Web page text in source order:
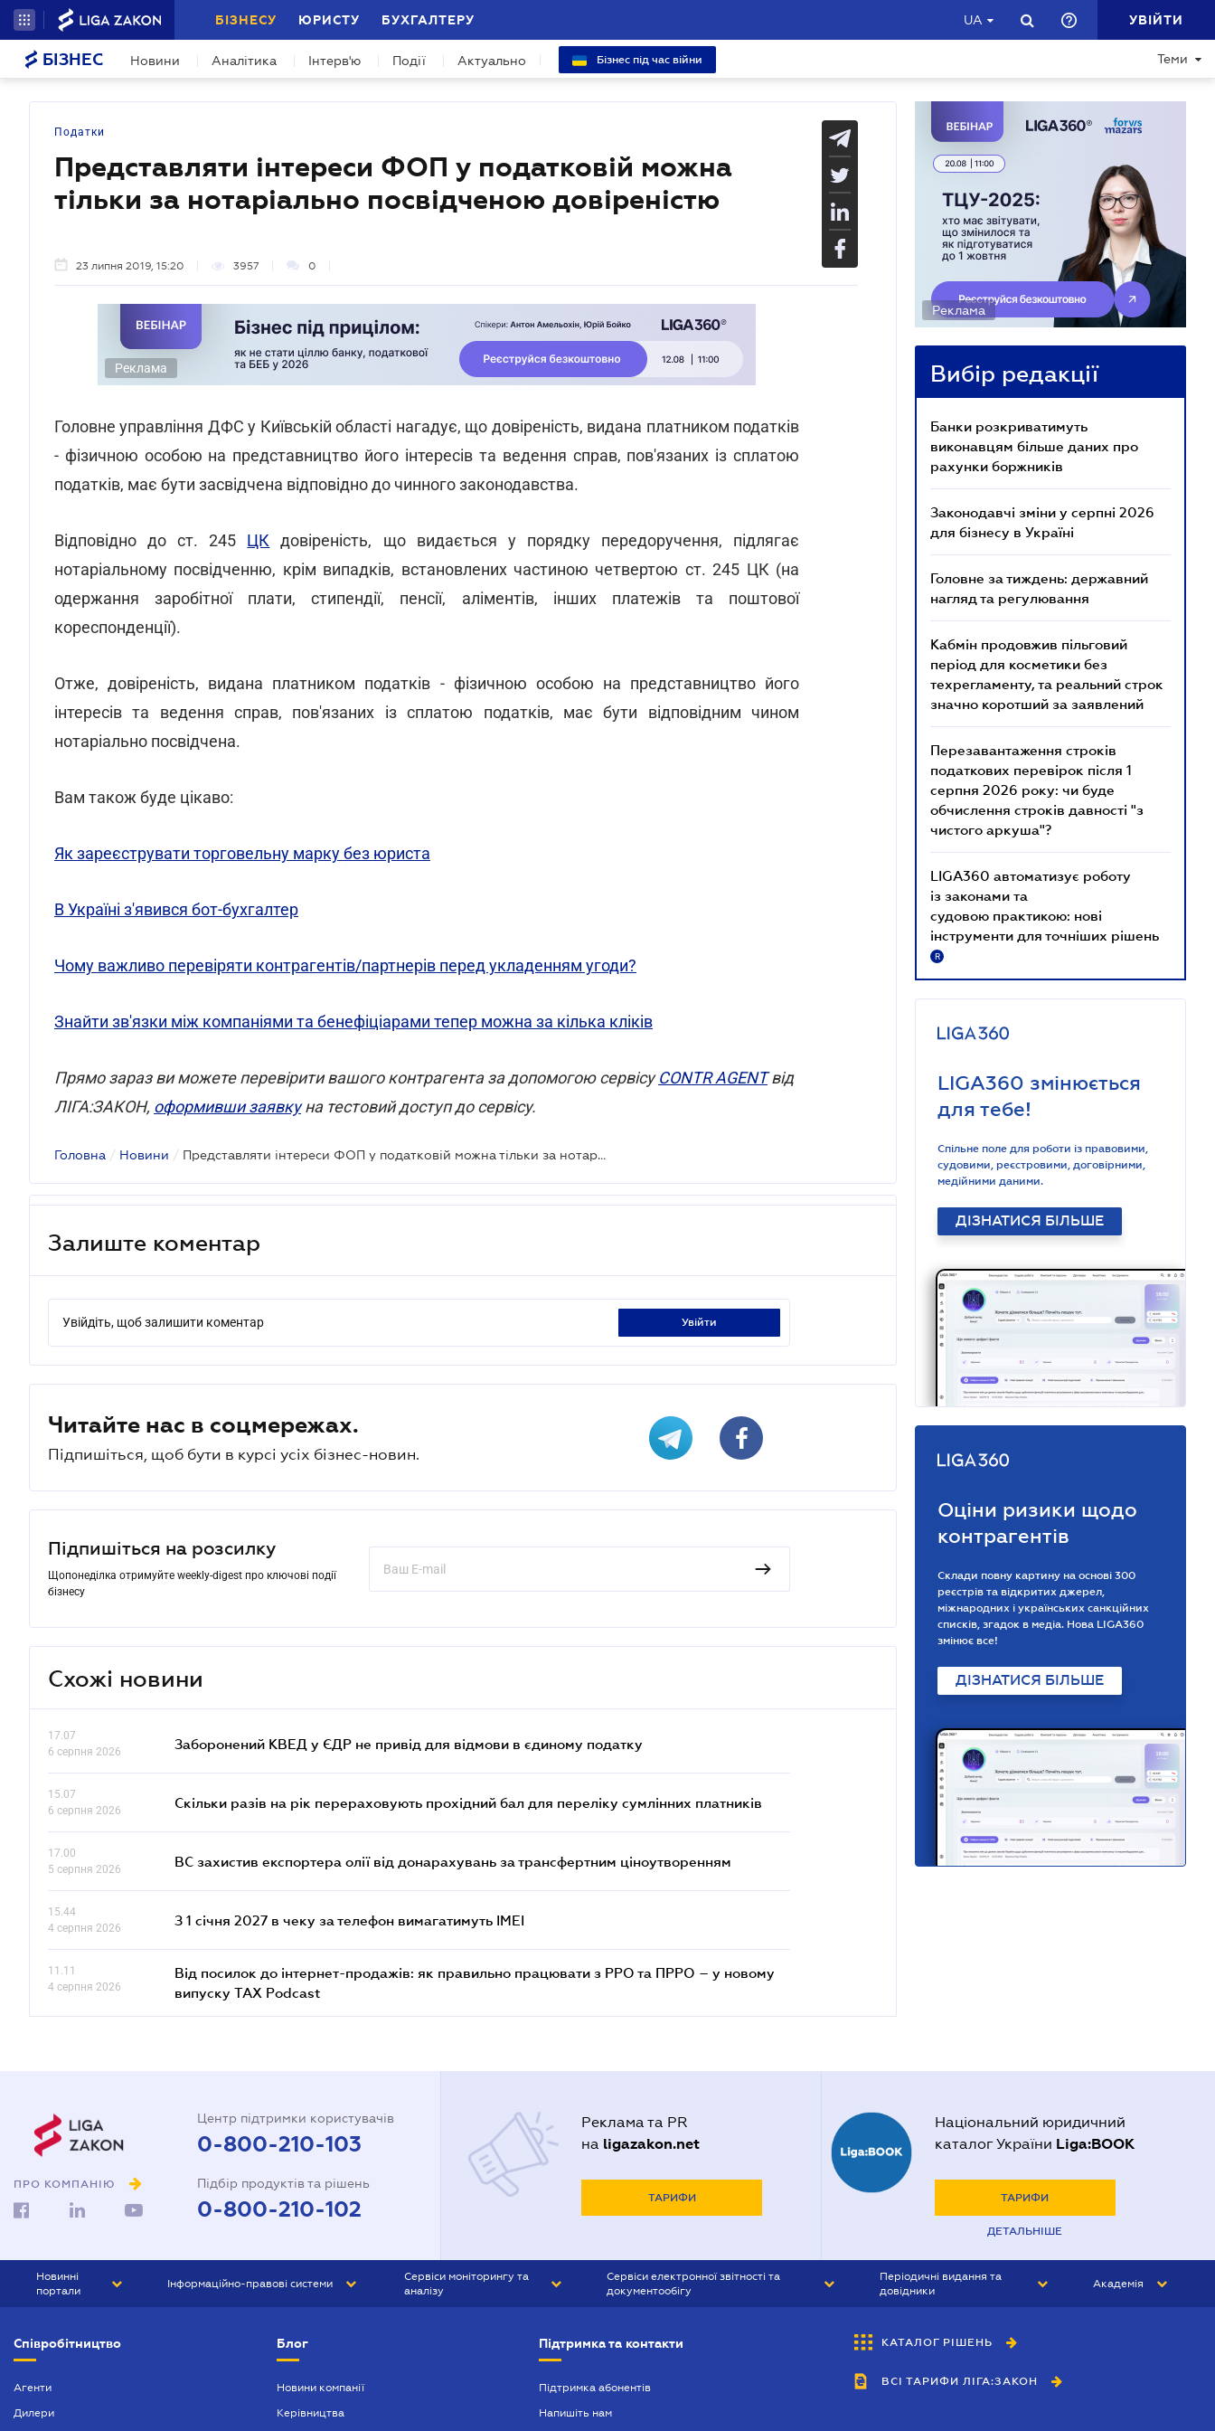
БІЗНЕСУ ЮРИСТУ БУХГАЛТЕРУ UA УВІЙТИ
БІЗНЕС Новини Аналітика Інтерв'ю Події Актуально Бізнес під час війни Теми
Податки
Представляти інтереси ФОП у податковій можна
тільки за нотаріально посвідченою довіреністю
23 липня 2019, 15:20 3957 0
Реклама
Головне управління ДФС у Київській області нагадує, що довіреність, видана платником податків
- фізичною особою на представництво його інтересів та ведення справ, пов'язаних із сплатою
податків, має бути засвідчена відповідно до чинного законодавства.
Відповідно до ст. 245 ЦК довіреність, що видається у порядку передоручення, підлягає
нотаріальному посвідченню, крім випадків, встановлених частиною четвертою ст. 245 ЦК (на
одержання заробітної плати, стипендії, пенсії, аліментів, інших платежів та поштової
кореспонденції).
Отже, довіреність, видана платником податків - фізичною особою на представництво його
інтересів та ведення справ, пов'язаних із сплатою податків, має бути відповідним чином
нотаріально посвідчена.
Вам також буде цікаво:
Як зареєструвати торговельну марку без юриста
В Україні з'явився бот-бухгалтер
Чому важливо перевіряти контрагентів/партнерів перед укладенням угоди?
Знайти зв'язки між компаніями та бенефіціарами тепер можна за кілька кліків
Прямо зараз ви можете перевірити вашого контрагента за допомогою сервісуCONTR AGENTвід
ЛІГА:ЗАКОН, оформивши заявкуна тестовий доступ до сервісу.
Головна / Новини / Представляти інтереси ФОП у податковій можна тільки за нотаріально посвідченою довіреністю
Залиште коментар
Увійдіть, щоб залишити коментар увійти
Читайте нас в соцмережах.
Підпишіться, щоб бути в курсі усіх бізнес-новин.
Підпишіться на розсилку
Щопонеділка отримуйте weekly-digest про ключові події
бізнесу
Схожі новини
17.07
6 серпня 2026
Заборонений КВЕД у ЄДР не привід для відмови в єдиному податку
15.07
6 серпня 2026
Скільки разів на рік перераховують прохідний бал для переліку сумлінних платників
17.00
5 серпня 2026
ВС захистив експортера олії від донарахувань за трансфертним ціноутворенням
15.44
4 серпня 2026
З 1 січня 2027 в чеку за телефон вимагатимуть IMEI
11.11
4 серпня 2026
Від посилок до інтернет-продажів: як правильно працювати з РРО та ПРРО – у новому
випуску TAX Podcast
Реклама
Вибір редакції
Банки розкриватимуть
виконавцям більше даних про
рахунки боржників
Законодавчі зміни у серпні 2026
для бізнесу в Україні
Головне за тиждень: державний
нагляд та регулювання
Кабмін продовжив пільговий
період для косметики без
техрегламенту, та реальний строк
значно коротший за заявлений
Перезавантаження строків
податкових перевірок після 1
серпня 2026 року: чи буде
обчислення строків давності "з
чистого аркуша"?
LIGA360 автоматизує роботу
із законами та
судовою практикою: нові
інструменти для точніших рішень
R
LIGA360 змінюється
для тебе!
Спільне поле для роботи із правовими,
судовими, реєстровими, договірними,
медійними даними.
ДІЗНАТИСЯ БІЛЬШЕ
Оціни ризики щодо
контрагентів
Склади повну картину на основі 300
реєстрів та відкритих джерел,
міжнародних і українських санкційних
списків, згадок в медіа. Нова LIGA360
змінює все!
ДІЗНАТИСЯ БІЛЬШЕ
ПРО КОМПАНІЮ
Центр підтримки користувачів
0-800-210-103
Підбір продуктів та рішень
0-800-210-102
Реклама та PR
на ligazakon.net
ТАРИФИ
Національний юридичний
каталог України Liga:BOOK
ТАРИФИ
ДЕТАЛЬНІШЕ
Новинні
портали
БІЗНЕС
Інформаційно-правові системи
БУХГАЛТЕР ПРОФ
Сервіси моніторингу та
аналізу
Сервіси електронної звітності та
документообігу
Періодичні видання та
довідники
БУХГАЛТЕР&ЗАКОН
ВІСНИК МСФЗ
Академія
Співробітництво
Агенти
Дилери
Блог
Новини компанії
Керівництва
Підтримка та контакти
Підтримка абонентів
Напишіть нам
КАТАЛОГ РІШЕНЬ
ВСІ ТАРИФИ ЛІГА:ЗАКОН